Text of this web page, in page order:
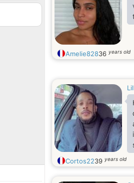
Amelie82836 years old
Cortos2239 years old